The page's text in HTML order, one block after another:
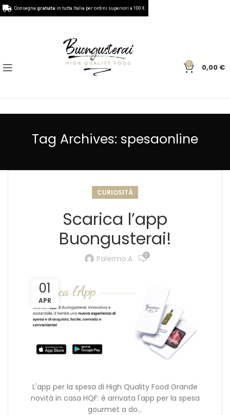
0 0,00 €
Tag Archives: spesaonline
CURIOSITÀ
Scarica l’app
Buongusterai!
Palermo.a 0
01
APR
L'app per la spesa di High Quality Food Grande
novità in casa HQF: è arrivata l'app per la spesa
gourmet a do...
Consegna gratuita in tutta Italia per ordini superiori a 100 €.